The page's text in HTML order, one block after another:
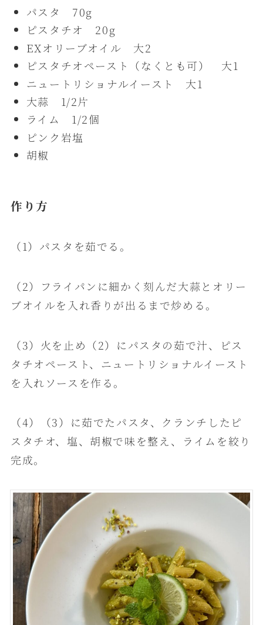
パスタ 70g
ピスタチオ 20g
EXオリーブオイル 大2
ピスタチオペースト（なくとも可） 大1
ニュートリショナルイースト 大1
大蒜 1/2片
ライム 1/2個
ピンク岩塩
胡椒
作り方
（1）パスタを茹でる。
（2）フライパンに細かく刻んだ大蒜とオリー
ブオイルを入れ香りが出るまで炒める。
（3）火を止め（2）にパスタの茹で汁、ピス
タチオペースト、ニュートリショナルイースト
を入れソースを作る。
（4）（3）に茹でたパスタ、クランチしたピ
スタチオ、塩、胡椒で味を整え、ライムを絞り
完成。